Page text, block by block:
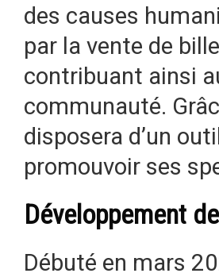
des causes
par la vente de
contribuant ainsi
communauté.
disposera d’un
promouvoir ses
Développement
Débuté en mars